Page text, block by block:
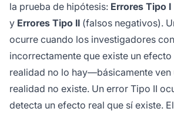
la prueba de hipótesis: Errores Tipo I
y Errores Tipo II (falsos negativos).
ocurre cuando los investigadores
incorrectamente que existe un
realidad no lo hay—básicamente ven
realidad no existe. Un error Tipo II
detecta un efecto real que sí existe.